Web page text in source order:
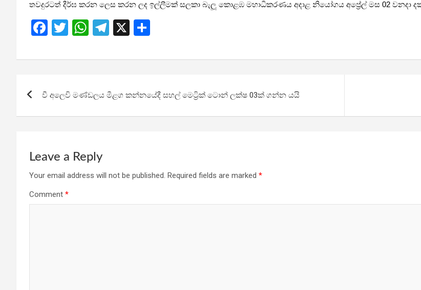
තවදුරටත් දීර්ඝ කරන ලෙස කරන ලද ඉල්ලීමක් සලකා බැලූ කොළඹ මහාධිකරණය අදාළ නියෝගය අප්‍රේල් මස 02 වනදා
F
ce
o
T
tt
W
at
A
T
e
a
X
ar
navigation
වී අලෙවි මණ්ඩලය මීළග කන්නයේදී සහල් මෙට්‍රික් ටොන් ලක්ෂ 03ක් ගන්න යයි
Leave a Reply
Your email address will not be published. Required fields are marked *
Comment *